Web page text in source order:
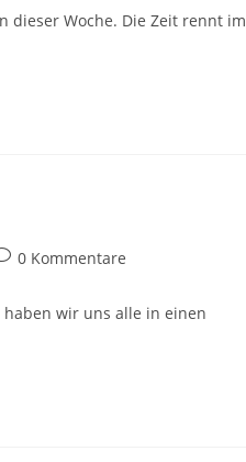
dieser Woche. Die Zeit rennt im
0 Kommentare
haben wir uns alle in einen